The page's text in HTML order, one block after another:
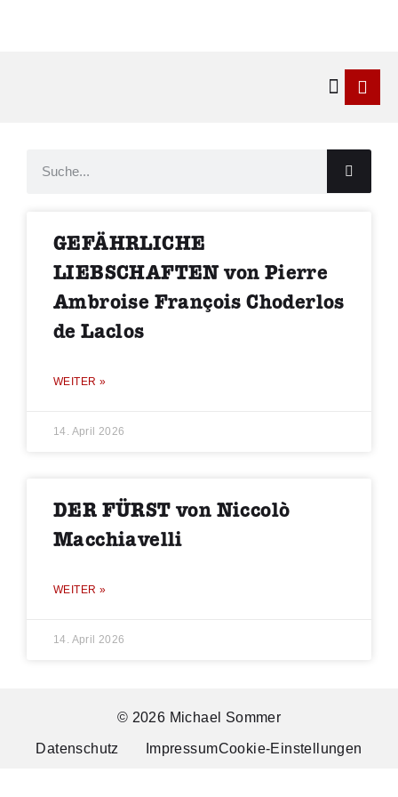
GEFÄHRLICHE
LIEBSCHAFTEN von Pierre
Ambroise François Choderlos
de Laclos
WEITER »
14. April 2026
DER FÜRST von Niccolò
Macchiavelli
WEITER »
14. April 2026
© 2026 Michael Sommer
Datenschutz ImpressumCookie-Einstellungen